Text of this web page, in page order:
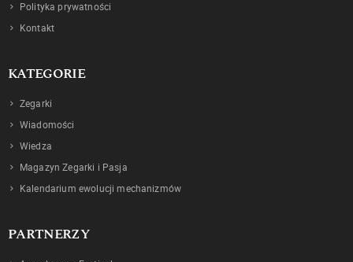
Polityka prywatności
Kontakt
KATEGORIE
Zegarki
Wiadomości
Wiedza
Magazyn Zegarki i Pasja
Kalendarium ewolucji mechanizmów
PARTNERZY